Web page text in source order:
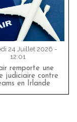
24 Juillet 2026 -
12:01
remporte une
judiciaire contre
en Irlande